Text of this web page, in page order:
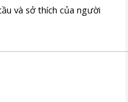
và sở thích của người